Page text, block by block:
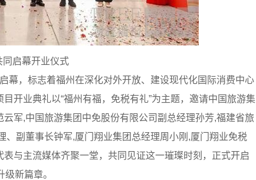
同启幕开业仪式
幕，标志着福州在深化对外开放、建设现代化国际消费中心
开业典礼以“福州有福，免税有礼”为主题，邀请中国旅游集
军,中国旅游集团中免股份有限公司副总经理孙芳,福建省旅
副董事长钟军,厦门翔业集团总经理周小刚,厦门翔业免税
与主流媒体齐聚一堂，共同见证这一璀璨时刻，正式开启
新篇章。